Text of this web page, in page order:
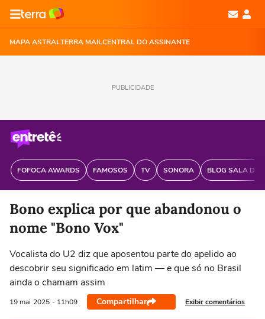
MAPA ASTRALTERRA MAILCENTRAL DO ASSINANTE
PUBLICIDADE
FOFOCA AWARDS FAMOSOS TV SONORA BLOG SALA DE
Bono explica por que abandonou o
nome "Bono Vox"
Vocalista do U2 diz que aposentou parte do apelido ao
descobrir seu significado em latim — e que só no Brasil
ainda o chamam assim
19 mai 2025 - 11h09 Compartilhar Exibir comentários